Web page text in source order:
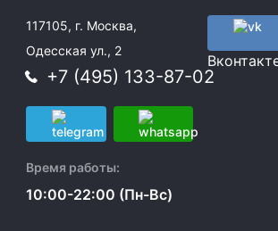
117105, г. Москва,
Одесская ул., 2
+7 (495) 133-87-02
Время работы:
10:00-22:00 (Пн-Вс)